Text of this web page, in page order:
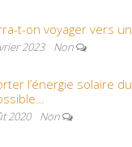
t-on voyager vers
2023 Non
l’énergie solaire
2020 Non